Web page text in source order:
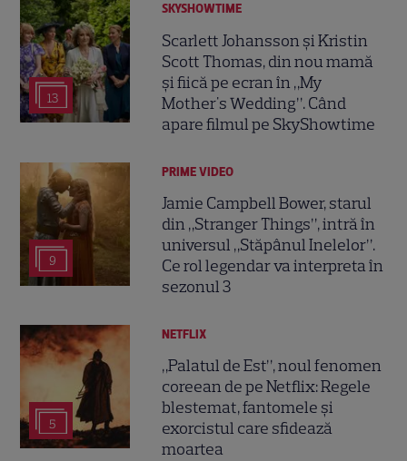
13
SKYSHOWTIME
Scarlett Johansson și Kristin
Scott Thomas, din nou mamă
și fiică pe ecran în „My
Mother's Wedding”. Când
apare filmul pe SkyShowtime
9
PRIME VIDEO
Jamie Campbell Bower, starul
din „Stranger Things”, intră în
universul „Stăpânul Inelelor”.
Ce rol legendar va interpreta în
sezonul 3
5
NETFLIX
„Palatul de Est”, noul fenomen
coreean de pe Netflix: Regele
blestemat, fantomele și
exorcistul care sfidează
moartea